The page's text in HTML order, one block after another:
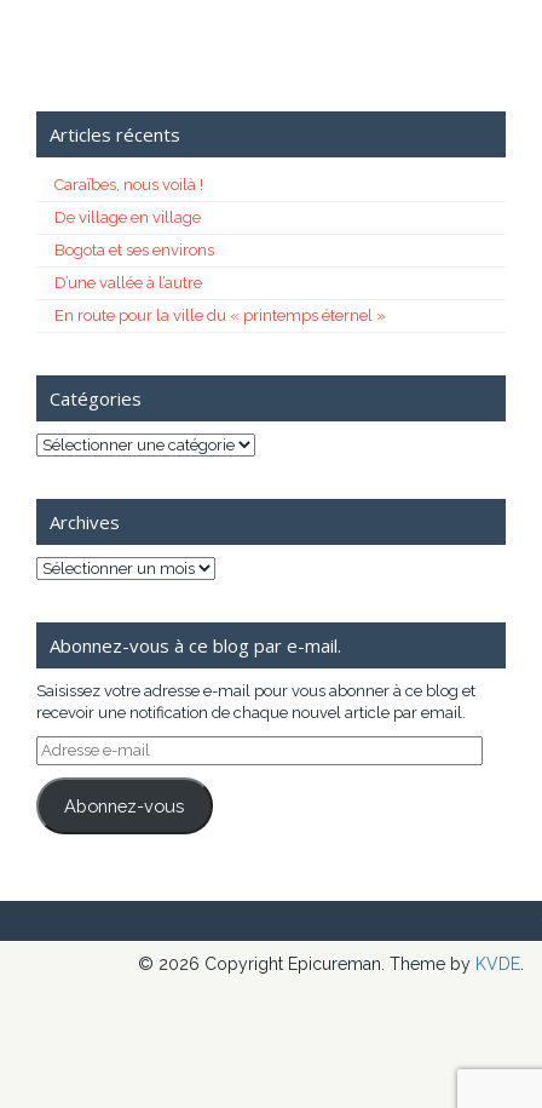
Articles récents
Caraïbes, nous voilà !
De village en village
Bogota et ses environs
D’une vallée à l’autre
En route pour la ville du « printemps éternel »
Catégories
Catégories
Archives
Archives
Abonnez-vous à ce blog par e-mail.
Saisissez votre adresse e-mail pour vous abonner à ce blog et
recevoir une notification de chaque nouvel article par email.
Adresse
e-
mail
Abonnez-vous
© 2026 Copyright Epicureman. Theme by KVDE.